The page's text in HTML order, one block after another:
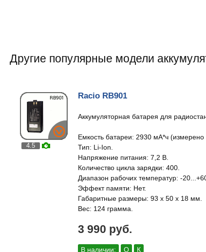
Другие популярные модели
4.5
Racio RB901
Аккумуляторная батарея для
Емкость батареи: 2930 мА*ч (измерено
Тип: Li-Ion.
Напряжение питания: 7,2 В.
Количество цикла зарядки: 400.
Диапазон рабочих температур: -
Эффект памяти: Нет.
Габаритные размеры: 93 х 50 х 18 мм.
Вес: 124 грамма.
3 990 руб.
В наличии: О К